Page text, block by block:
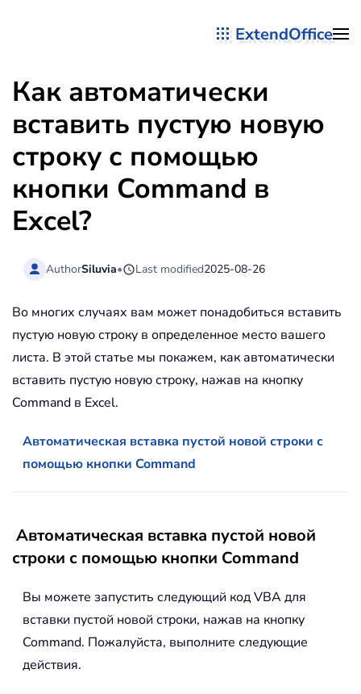
ExtendOffice
Как автоматически
вставить пустую новую
строку с помощью
кнопки Command в
Excel?
AuthorSiluvia• Last modified2025-08-26
Во многих случаях вам может понадобиться вставить
пустую новую строку в определенное место вашего
листа. В этой статье мы покажем, как автоматически
вставить пустую новую строку, нажав на кнопку
Command в Excel.
Автоматическая вставка пустой новой строки с
помощью кнопки Command
Автоматическая вставка пустой новой
строки с помощью кнопки Command
Вы можете запустить следующий код VBA для
вставки пустой новой строки, нажав на кнопку
Command. Пожалуйста, выполните следующие
действия.